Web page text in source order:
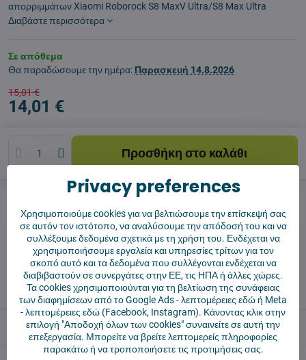
απορριμμάτων Xiaomi Roborock S8 MaxV Ultra/S8 Max Ultra
Διαβάστε περισσότερα
Σε απόθεμα
Θα παραδώσουμε την ημέρα: Παρασκευή 14.8.2026
15,01 €
14,01 €
Προσθήκη στο καλάθι
Shippings
Κατασκευαστής:Vysajto.sk
✅ Έτοιμο για άμεση αποστολή
✅ ΔΩΡΕΑΝ αποστολή πάνω από 55 €
✅ Πολιτική επιστροφής 14 ημερών
Περιγραφή
Privacy preferences
Χρησιμοποιούμε cookies για να βελτιώσουμε την επίσκεψή σας
σε αυτόν τον ιστότοπο, να αναλύσουμε την απόδοσή του και να
συλλέξουμε δεδομένα σχετικά με τη χρήση του. Ενδέχεται να
χρησιμοποιήσουμε εργαλεία και υπηρεσίες τρίτων για τον
σκοπό αυτό και τα δεδομένα που συλλέγονται ενδέχεται να
διαβιβαστούν σε συνεργάτες στην ΕΕ, τις ΗΠΑ ή άλλες χώρες.
Τα cookies χρησιμοποιούνται για τη βελτίωση της συνάφειας
των διαφημίσεων από το Google Ads -λεπτομέρειες εδώή Meta
-λεπτομέρειες εδώ (Facebook, Instagram). Κάνοντας κλικ στην
επιλογή "Αποδοχή όλων των cookies" συναινείτε σε αυτή την
επεξεργασία. Μπορείτε να βρείτε λεπτομερείς πληροφορίες
παρακάτω ή να τροποποιήσετε τις προτιμήσεις σας.